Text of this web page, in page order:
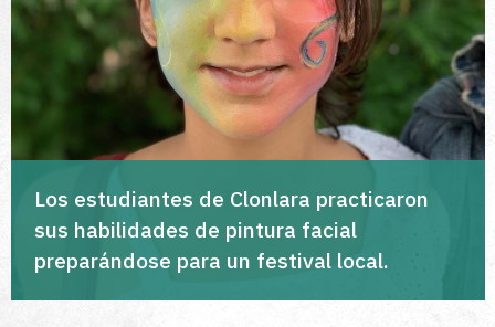
Los estudiantes de Clonlara practicaron
sus habilidades de pintura facial
preparándose para un festival local.